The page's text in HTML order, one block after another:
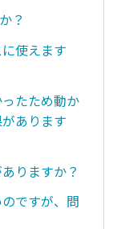
？
使えます
たため動か
あります
りますか？
ですが、問